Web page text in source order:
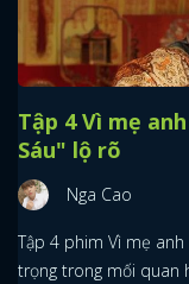
Tập 4 Vì mẹ
Sáu" lộ rõ
Nga Cao
Tập 4 phim Vì mẹ
trọng trong mối quan